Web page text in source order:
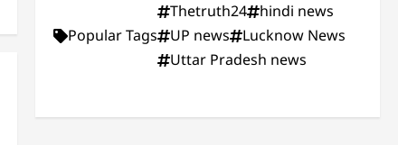
Popular Tags
Thetruth24
hindi news
UP news
Lucknow News
Uttar Pradesh news